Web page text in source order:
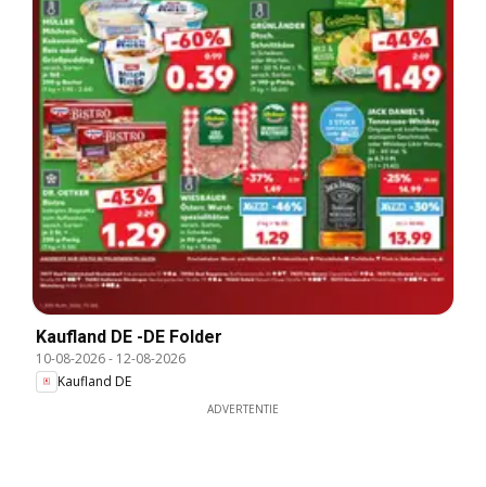
Kaufland DE -DE Folder
10-08-2026- 12-08-2026
Kaufland DE
ADVERTENTIE